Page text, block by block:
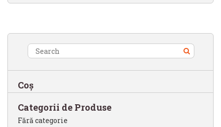
Coș
Categorii de Produse
Fără categorie